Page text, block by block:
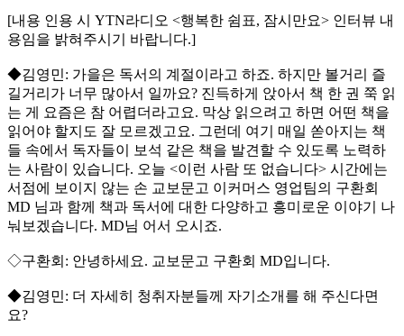
[내용 인용 시 YTN라디오 <행복한 쉼표, 잠시만요> 인터뷰 내
용임을 밝혀주시기 바랍니다.]
◆김영민: 가을은 독서의 계절이라고 하죠. 하지만 볼거리 즐
길거리가 너무 많아서 일까요? 진득하게 앉아서 책 한 권 쭉 읽
는 게 요즘은 참 어렵더라고요. 막상 읽으려고 하면 어떤 책을
읽어야 할지도 잘 모르겠고요. 그런데 여기 매일 쏟아지는 책
들 속에서 독자들이 보석 같은 책을 발견할 수 있도록 노력하
는 사람이 있습니다. 오늘 <이런 사람 또 없습니다> 시간에는
서점에 보이지 않는 손 교보문고 이커머스 영업팀의 구환회
MD 님과 함께 책과 독서에 대한 다양하고 흥미로운 이야기 나
눠보겠습니다. MD님 어서 오시죠.
◇구환회: 안녕하세요. 교보문고 구환회 MD입니다.
◆김영민: 더 자세히 청취자분들께 자기소개를 해 주신다면
요?